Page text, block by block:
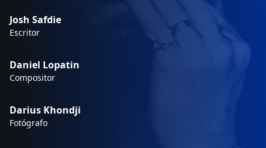
Josh Safdie
Escritor
Daniel Lopatin
Compositor
Darius Khondji
Fotógrafo